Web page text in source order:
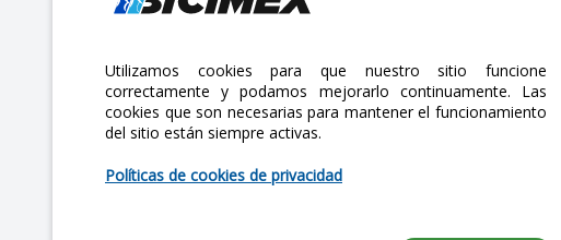
Calle Lago Müritz No. 30 Col. Mariano Escobedo,
atencionclientes@bicimex.com
+ 55 9126 9007
Utilizamos cookies para que nuestro sitio funcione
correctamente y podamos mejorarlo continuamente. Las
cookies que son necesarias para mantener el funcionamiento
del sitio están siempre activas.
Políticas de cookies de privacidad